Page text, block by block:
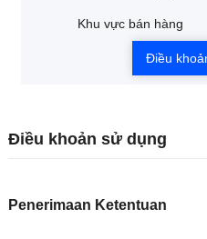
Khu vực bán hàng
Điều
Điều khoản sử dụng
Penerimaan Ketentuan